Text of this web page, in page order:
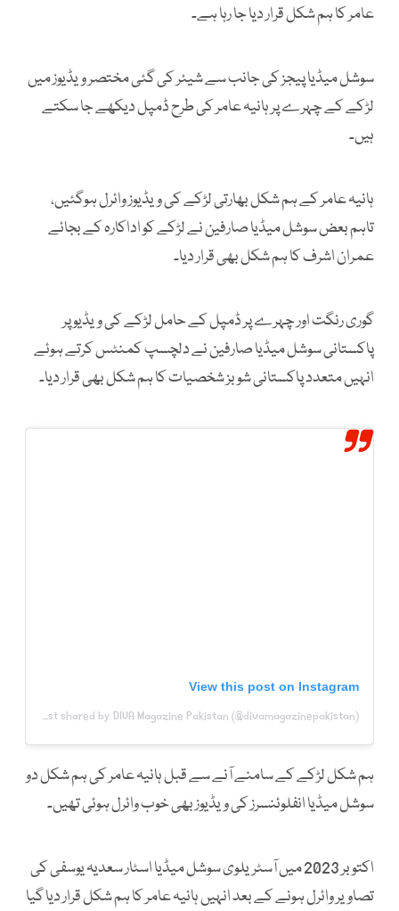
عامر کا ہم شکل قرار دیا جا رہا ہے۔
سوشل میڈیا پیجز کی جانب سے شیئر کی گئی مختصر ویڈیوز میں
لڑکے کے چہرے پر ہانیہ عامر کی طرح ڈمپل دیکھے جا سکتے
ہیں۔
ہانیہ عامر کے ہم شکل بھارتی لڑکے کی ویڈیوز وائرل ہوگئیں،
تاہم بعض سوشل میڈیا صارفین نے لڑکے کو اداکارہ کے بجائے
عمران اشرف کا ہم شکل بھی قرار دیا۔
گوری رنگت اور چہرے پر ڈمپل کے حامل لڑکے کی ویڈیو پر
پاکستانی سوشل میڈیا صارفین نے دلچسپ کمنٹس کرتے ہوئے
انہیں متعدد پاکستانی شوبز شخصیات کا ہم شکل بھی قرار دیا۔
View this post on Instagram
A post shared by DIVA Magazine Pakistan (@divamagazinepakistan)
ہم شکل لڑکے کے سامنے آنے سے قبل ہانیہ عامر کی ہم شکل دو
سوشل میڈیا انفلوئنسرز کی ویڈیوز بھی خوب وائرل ہوئی تھیں۔
اکتوبر 2023 میں آسٹریلوی سوشل میڈیا اسٹار سعدیہ یوسفی کی
تصاویر وائرل ہونے کے بعد انہیں ہانیہ عامر کا ہم شکل قرار دیا گیا